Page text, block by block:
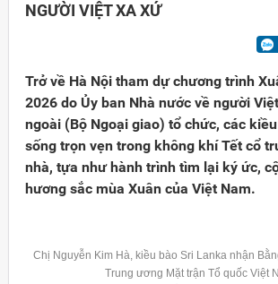
NGƯỜI VIỆT XA XỨ
Trở về Hà Nội tham dự chương trình
2026 do Ủy ban Nhà nước về người
ngoài (Bộ Ngoại giao) tổ chức, các
sống trọn vẹn trong không khí Tết cổ
nhà, tựa như hành trình tìm lại ký ức,
hương sắc mùa Xuân của Việt Nam.
Chị Nguyễn Kim Hà, kiều bào Sri Lanka nhận
Trung ương Mặt trận Tổ quốc Việt